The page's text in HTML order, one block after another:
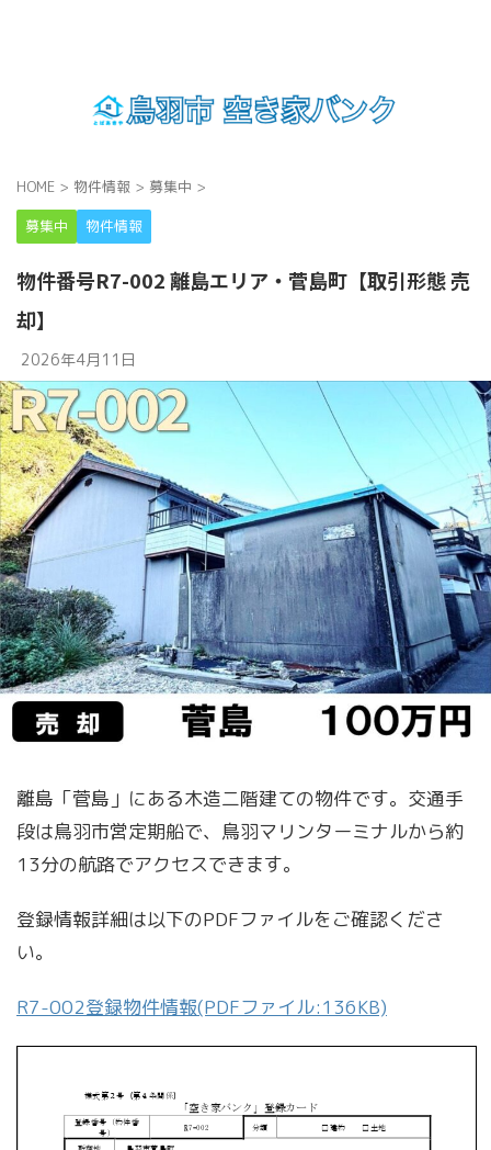
HOME > 物件情報 > 募集中 >
募集中
物件情報
物件番号R7-002 離島エリア・菅島町【取引形態 売
却】
2026年4月11日
離島「菅島」にある木造二階建ての物件です。交通手
段は鳥羽市営定期船で、鳥羽マリンターミナルから約
13分の航路でアクセスできます。
登録情報詳細は以下のPDFファイルをご確認くださ
い。
R7-002登録物件情報(PDFファイル:136KB)